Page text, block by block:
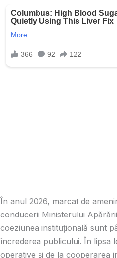
În anul 2026, marcat de
conducerii Ministerului
coeziunea instituțională sunt
încrederea publicului. În lipsa
operative și de la cooperarea